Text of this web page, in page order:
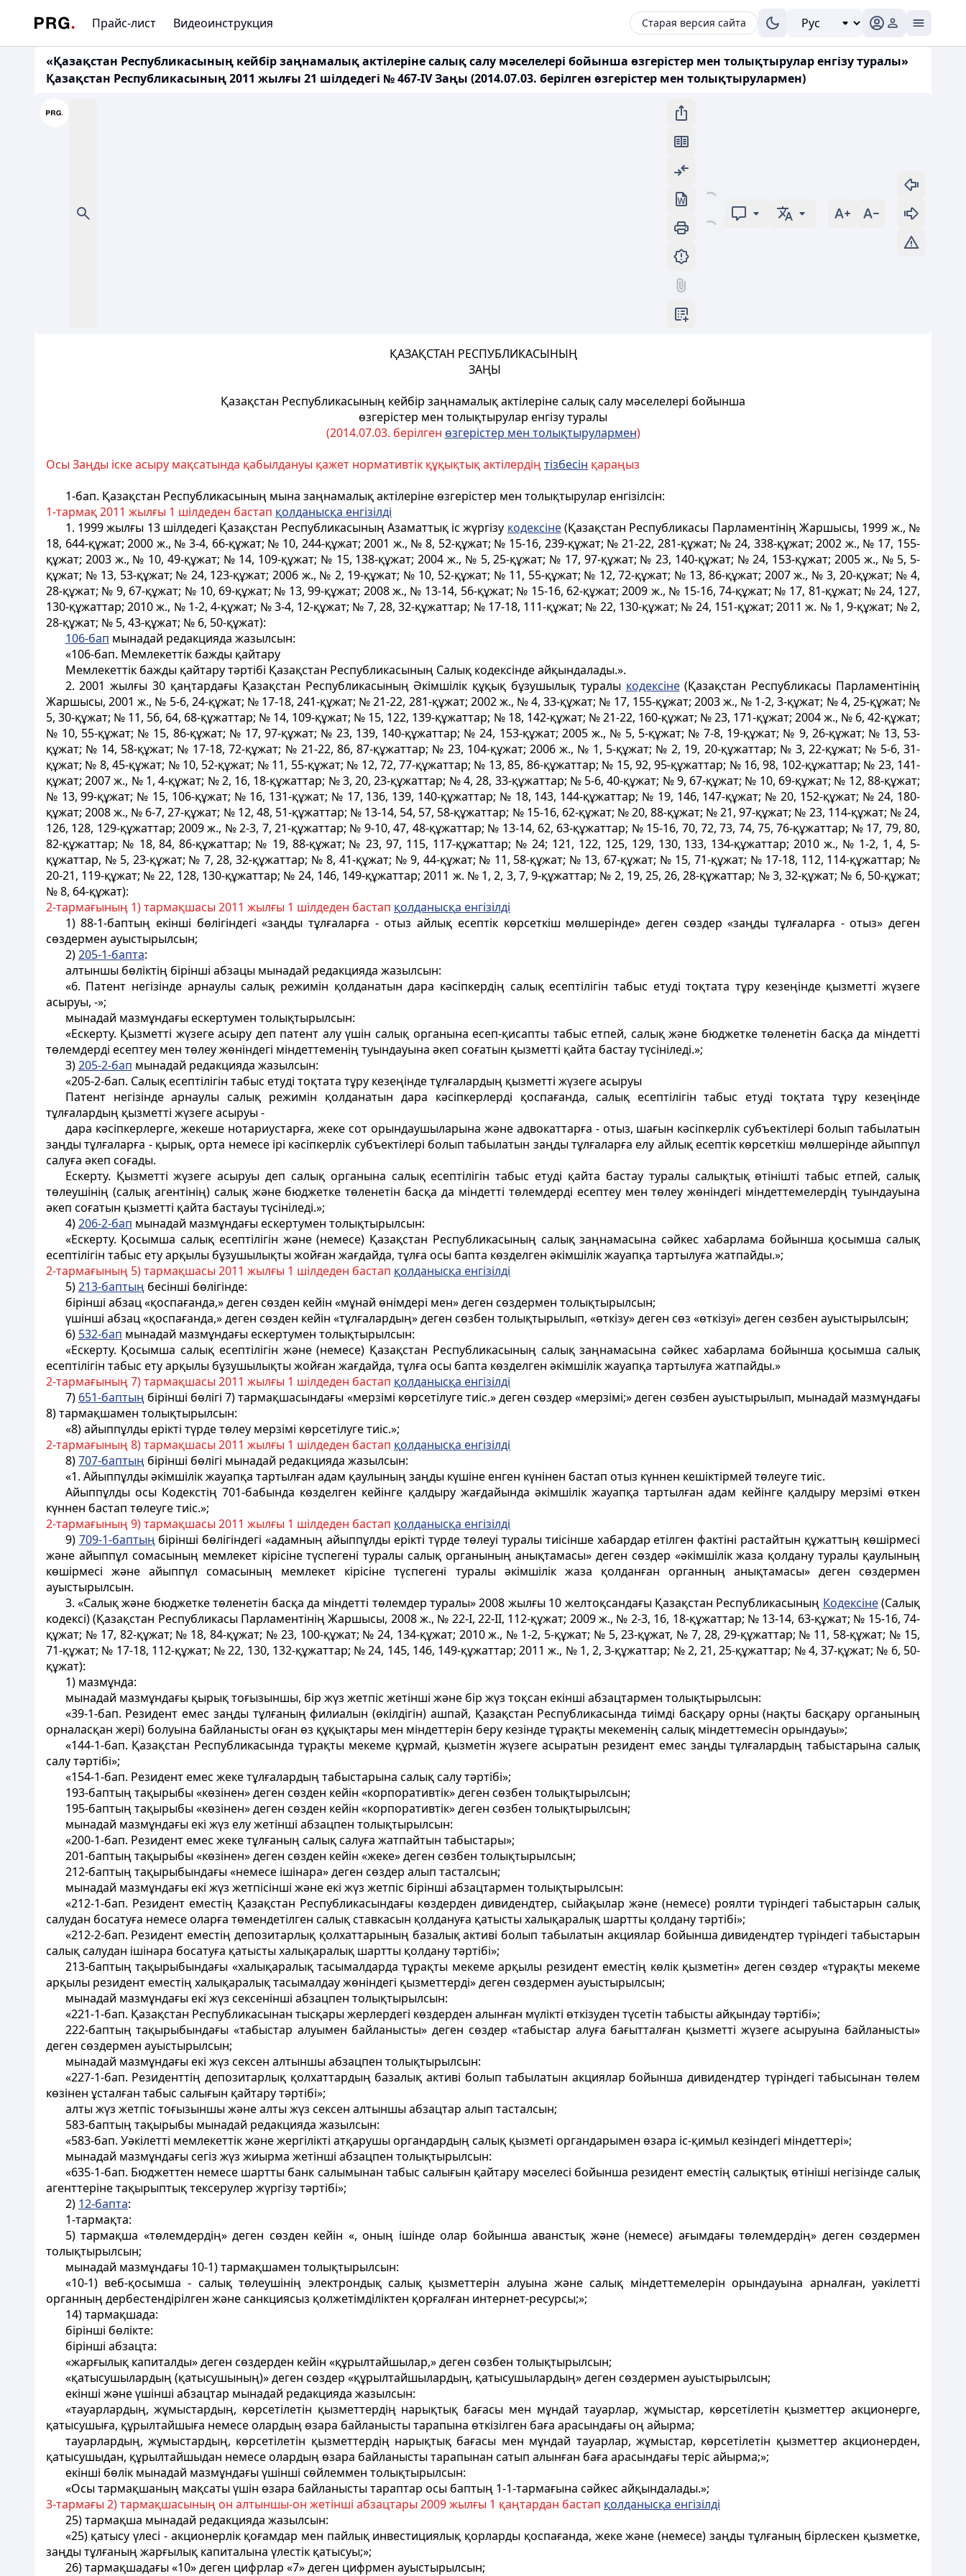
Прайс-лист Видеоинструкция Старая версия сайта
«Қазақстан Республикасының кейбір заңнамалық актілеріне салық салу мәселелері бойынша өзгерістер мен толықтырулар енгізу туралы»
Қазақстан Республикасының 2011 жылғы 21 шілдедегі № 467-ІV Заңы (2014.07.03. берілген өзгерістер мен толықтырулармен)
ҚАЗАҚСТАН РЕСПУБЛИКАСЫНЫҢ
ЗАҢЫ
Қазақстан Республикасының кейбір заңнамалық актілеріне салық салу мәселелері бойынша
өзгерістер мен толықтырулар енгізу туралы
(2014.07.03. берілген өзгерістер мен толықтырулармен)
Осы Заңды іске асыру мақсатында қабылдануы қажет нормативтік құқықтық актілердің тізбесін қараңыз
1-бап. Қазақстан Республикасының мына заңнамалық актілеріне өзгерістер мен толықтырулар енгізілсін:
1-тармақ 2011 жылғы 1 шілдеден бастап қолданысқа енгізілді
1. 1999 жылғы 13 шілдедегі Қазақстан Республикасының Азаматтық іс жүргізу кодексіне(Қазақстан Республикасы Парламентінің Жаршысы, 1999 ж., №
18, 644-құжат; 2000 ж., № 3-4, 66-құжат; № 10, 244-құжат; 2001 ж., № 8, 52-құжат; № 15-16, 239-құжат; № 21-22, 281-құжат; № 24, 338-құжат; 2002 ж., № 17, 155-
құжат; 2003 ж., № 10, 49-құжат; № 14, 109-құжат; № 15, 138-құжат; 2004 ж., № 5, 25-құжат; № 17, 97-құжат; № 23, 140-құжат; № 24, 153-құжат; 2005 ж., № 5, 5-
құжат; № 13, 53-құжат; № 24, 123-құжат; 2006 ж., № 2, 19-құжат; № 10, 52-құжат; № 11, 55-құжат; № 12, 72-құжат; № 13, 86-құжат; 2007 ж., № 3, 20-құжат; № 4,
28-құжат; № 9, 67-құжат; № 10, 69-құжат; № 13, 99-құжат; 2008 ж., № 13-14, 56-құжат; № 15-16, 62-құжат; 2009 ж., № 15-16, 74-құжат; № 17, 81-құжат; № 24, 127,
130-құжаттар; 2010 ж., № 1-2, 4-құжат; № 3-4, 12-құжат; № 7, 28, 32-құжаттар; № 17-18, 111-құжат; № 22, 130-құжат; № 24, 151-құжат; 2011 ж. № 1, 9-құжат; № 2,
28-құжат; № 5, 43-құжат; № 6, 50-құжат):
106-бап мынадай редакцияда жазылсын:
«106-бап. Мемлекеттік бажды қайтару
Мемлекеттік бажды қайтару тәртібі Қазақстан Республикасының Салық кодексінде айқындалады.».
2. 2001 жылғы 30 қаңтардағы Қазақстан Республикасының Әкiмшiлiк құқық бұзушылық туралы кодексiне(Қазақстан Республикасы Парламентiнiң
Жаршысы, 2001 ж., № 5-6, 24-құжат; № 17-18, 241-құжат; № 21-22, 281-құжат; 2002 ж., № 4, 33-құжат; № 17, 155-құжат; 2003 ж., № 1-2, 3-құжат; № 4, 25-құжат; №
5, 30-құжат; № 11, 56, 64, 68-құжаттар; № 14, 109-құжат; № 15, 122, 139-құжаттар; № 18, 142-құжат; № 21-22, 160-құжат; № 23, 171-құжат; 2004 ж., № 6, 42-құжат;
№ 10, 55-құжат; № 15, 86-құжат; № 17, 97-құжат; № 23, 139, 140-құжаттар; № 24, 153-құжат; 2005 ж., № 5, 5-құжат; № 7-8, 19-құжат; № 9, 26-құжат; № 13, 53-
құжат; № 14, 58-құжат; № 17-18, 72-құжат; № 21-22, 86, 87-құжаттар; № 23, 104-құжат; 2006 ж., № 1, 5-құжат; № 2, 19, 20-құжаттар; № 3, 22-құжат; № 5-6, 31-
құжат; № 8, 45-құжат; № 10, 52-құжат; № 11, 55-құжат; № 12, 72, 77-құжаттар; № 13, 85, 86-құжаттар; № 15, 92, 95-құжаттар; № 16, 98, 102-құжаттар; № 23, 141-
құжат; 2007 ж., № 1, 4-құжат; № 2, 16, 18-құжаттар; № 3, 20, 23-құжаттар; № 4, 28, 33-құжаттар; № 5-6, 40-құжат; № 9, 67-құжат; № 10, 69-құжат; № 12, 88-құжат;
№ 13, 99-құжат; № 15, 106-құжат; № 16, 131-құжат; № 17, 136, 139, 140-құжаттар; № 18, 143, 144-құжаттар; № 19, 146, 147-құжат; № 20, 152-құжат; № 24, 180-
құжат; 2008 ж., № 6-7, 27-құжат; № 12, 48, 51-құжаттар; № 13-14, 54, 57, 58-құжаттар; № 15-16, 62-құжат; № 20, 88-құжат; № 21, 97-құжат; № 23, 114-құжат; № 24,
126, 128, 129-құжаттар; 2009 ж., № 2-3, 7, 21-құжаттар; № 9-10, 47, 48-құжаттар; № 13-14, 62, 63-құжаттар; № 15-16, 70, 72, 73, 74, 75, 76-құжаттар; № 17, 79, 80,
82-құжаттар; № 18, 84, 86-құжаттар; № 19, 88-құжат; № 23, 97, 115, 117-құжаттар; № 24; 121, 122, 125, 129, 130, 133, 134-құжаттар; 2010 ж., № 1-2, 1, 4, 5-
құжаттар, № 5, 23-құжат; № 7, 28, 32-құжаттар; № 8, 41-құжат; № 9, 44-құжат; № 11, 58-құжат; № 13, 67-құжат; № 15, 71-құжат; № 17-18, 112, 114-құжаттар; №
20-21, 119-құжат; № 22, 128, 130-құжаттар; № 24, 146, 149-құжаттар; 2011 ж. № 1, 2, 3, 7, 9-құжаттар; № 2, 19, 25, 26, 28-құжаттар; № 3, 32-құжат; № 6, 50-құжат;
№ 8, 64-құжат):
2-тармағының 1) тармақшасы 2011 жылғы 1 шілдеден бастап қолданысқа енгізілді
1) 88-1-баптың екінші бөлігіндегі «заңды тұлғаларға - отыз айлық есептік көрсеткіш мөлшерінде» деген сөздер «заңды тұлғаларға - отыз» деген
сөздермен ауыстырылсын;
2)205-1-бапта:
алтыншы бөліктің бірінші абзацы мынадай редакцияда жазылсын:
«6. Патент негiзiнде арнаулы салық режимiн қолданатын дара кәсiпкердiң салық есептілігін табыс етуді тоқтата тұру кезеңiнде қызметтi жүзеге
асыруы, -»;
мынадай мазмұндағы ескертумен толықтырылсын:
«Ескерту. Қызметті жүзеге асыру деп патент алу үшін салық органына есеп-қисапты табыс етпей, салық және бюджетке төленетін басқа да міндетті
төлемдерді есептеу мен төлеу жөніндегі міндеттеменің туындауына әкеп соғатын қызметті қайта бастау түсініледі.»;
3)205-2-бап мынадай редакцияда жазылсын:
«205-2-бап. Салық есептілігін табыс етуді тоқтата тұру кезеңінде тұлғалардың қызметті жүзеге асыруы
Патент негізінде арнаулы салық режимін қолданатын дара кәсіпкерлерді қоспағанда, салық есептілігін табыс етуді тоқтата тұру кезеңінде
тұлғалардың қызметті жүзеге асыруы -
дара кәсiпкерлерге, жекеше нотариустарға, жеке сот орындаушыларына және адвокаттарға - отыз, шағын кәсiпкерлiк субъектiлерi болып табылатын
заңды тұлғаларға - қырық, орта немесе iрi кәсiпкерлiк субъектiлерi болып табылатын заңды тұлғаларға елу айлық есептiк көрсеткiш мөлшерiнде айыппұл
салуға әкеп соғады.
Ескерту. Қызметті жүзеге асыруы деп салық органына салық есептiлiгiн табыс етудi қайта бастау туралы салықтық өтінішті табыс етпей, салық
төлеушінің (салық агентінің) салық және бюджетке төленетін басқа да міндетті төлемдерді есептеу мен төлеу жөніндегі міндеттемелердің туындауына
әкеп соғатын қызметті қайта бастауы түсініледі.»;
4)206-2-бап мынадай мазмұндағы ескертумен толықтырылсын:
«Ескерту. Қосымша салық есептілігін және (немесе) Қазақстан Республикасының салық заңнамасына сәйкес хабарлама бойынша қосымша салық
есептілігін табыс ету арқылы бұзушылықты жойған жағдайда, тұлға осы бапта көзделген әкімшілік жауапқа тартылуға жатпайды.»;
2-тармағының 5) тармақшасы 2011 жылғы 1 шілдеден бастап қолданысқа енгізілді
5)213-баптың бесінші бөлігінде:
бірінші абзац «қоспағанда,» деген сөзден кейін «мұнай өнімдері мен» деген сөздермен толықтырылсын;
үшінші абзац «қоспағанда,» деген сөзден кейін «тұлғалардың» деген сөзбен толықтырылып, «өткізу» деген сөз «өткізуі» деген сөзбен ауыстырылсын;
6) 532-бап мынадай мазмұндағы ескертумен толықтырылсын:
«Ескерту. Қосымша салық есептілігін және (немесе) Қазақстан Республикасының салық заңнамасына сәйкес хабарлама бойынша қосымша салық
есептілігін табыс ету арқылы бұзушылықты жойған жағдайда, тұлға осы бапта көзделген әкімшілік жауапқа тартылуға жатпайды.»
2-тармағының 7) тармақшасы 2011 жылғы 1 шілдеден бастап қолданысқа енгізілді
7) 651-баптың бірінші бөлігі 7) тармақшасындағы «мерзiмi көрсетiлуге тиiс.» деген сөздер «мерзімі;» деген сөзбен ауыстырылып, мынадай мазмұндағы
8) тармақшамен толықтырылсын:
«8) айыппұлды ерікті түрде төлеу мерзімі көрсетілуге тиіс.»;
2-тармағының 8) тармақшасы 2011 жылғы 1 шілдеден бастап қолданысқа енгізілді
8)707-баптың бірінші бөлігі мынадай редакцияда жазылсын:
«1. Айыппұлды әкімшілік жауапқа тартылған адам қаулының заңды күшіне енген күнінен бастап отыз күннен кешіктірмей төлеуге тиіс.
Айыппұлды осы Кодекстiң 701-бабында көзделген кейiнге қалдыру жағдайында әкiмшiлiк жауапқа тартылған адам кейінге қалдыру мерзімі өткен
күннен бастап төлеуге тиiс.»;
2-тармағының 9) тармақшасы 2011 жылғы 1 шілдеден бастап қолданысқа енгізілді
9) 709-1-баптың бірінші бөлігіндегі «адамның айыппұлды ерiктi түрде төлеуi туралы тиiсiнше хабардар етiлген фактiнi растайтын құжаттың көшiрмесi
және айыппұл сомасының мемлекет кiрiсiне түспегенi туралы салық органының анықтамасы» деген сөздер «әкімшілік жаза қолдану туралы қаулының
көшірмесі және айыппұл сомасының мемлекет кiрiсiне түспегенi туралы әкімшілік жаза қолданған органның анықтамасы» деген сөздермен
ауыстырылсын.
3. «Салық және бюджетке төленетін басқа да міндетті төлемдер туралы» 2008 жылғы 10 желтоқсандағы Қазақстан Республикасының Кодексіне(Салық
кодексі) (Қазақстан Республикасы Парламентінің Жаршысы, 2008 ж., № 22-I, 22-II, 112-құжат; 2009 ж., № 2-3, 16, 18-құжаттар; № 13-14, 63-құжат; № 15-16, 74-
құжат; № 17, 82-құжат; № 18, 84-құжат; № 23, 100-құжат; № 24, 134-құжат; 2010 ж., № 1-2, 5-құжат; № 5, 23-құжат, № 7, 28, 29-құжаттар; № 11, 58-құжат; № 15,
71-құжат; № 17-18, 112-құжат; № 22, 130, 132-құжаттар; № 24, 145, 146, 149-құжаттар; 2011 ж., № 1, 2, 3-құжаттар; № 2, 21, 25-құжаттар; № 4, 37-құжат; № 6, 50-
құжат):
1) мазмұнда:
мынадай мазмұндағы қырық тоғызыншы, бір жүз жетпіс жетінші және бір жүз тоқсан екінші абзацтармен толықтырылсын:
«39-1-бап. Резидент емес заңды тұлғаның филиалын (өкілдігін) ашпай, Қазақстан Республикасында тиімді басқару орны (нақты басқару органының
орналасқан жері) болуына байланысты оған өз құқықтары мен міндеттерін беру кезінде тұрақты мекеменің салық міндеттемесін орындауы»;
«144-1-бап. Қазақстан Республикасында тұрақты мекеме құрмай, қызметін жүзеге асыратын резидент емес заңды тұлғалардың табыстарына салық
салу тәртібі»;
«154-1-бап. Резидент емес жеке тұлғалардың табыстарына салық салу тәртібі»;
193-баптың тақырыбы «көзінен» деген сөзден кейін «корпоративтік» деген сөзбен толықтырылсын;
195-баптың тақырыбы «көзінен» деген сөзден кейін «корпоративтік» деген сөзбен толықтырылсын;
мынадай мазмұндағы екі жүз елу жетінші абзацпен толықтырылсын:
«200-1-бап. Резидент емес жеке тұлғаның салық салуға жатпайтын табыстары»;
201-баптың тақырыбы «көзінен» деген сөзден кейін «жеке» деген сөзбен толықтырылсын;
212-баптың тақырыбындағы «немесе iшiнара» деген сөздер алып тасталсын;
мынадай мазмұндағы екі жүз жетпісінші және екі жүз жетпіс бірінші абзацтармен толықтырылсын:
«212-1-бап. Резидент еместiң Қазақстан Республикасындағы көздерден дивидендтер, сыйақылар және (немесе) роялти түріндегі табыстарын салық
салудан босатуға немесе оларға төмендетілген салық ставкасын қолдануға қатысты халықаралық шартты қолдану тәртібі»;
«212-2-бап. Резидент еместiң депозитарлық қолхаттарының базалық активі болып табылатын акциялар бойынша дивидендтер түріндегі табыстарын
салық салудан ішінара босатуға қатысты халықаралық шартты қолдану тәртібі»;
213-баптың тақырыбындағы «халықаралық тасымалдарда тұрақты мекеме арқылы резидент еместің көлік қызметін» деген сөздер «тұрақты мекеме
арқылы резидент еместің халықаралық тасымалдау жөніндегі қызметтерді» деген сөздермен ауыстырылсын;
мынадай мазмұндағы екі жүз сексенінші абзацпен толықтырылсын:
«221-1-бап. Қазақстан Республикасынан тысқары жерлердегі көздерден алынған мүлікті өткізуден түсетін табысты айқындау тәртібі»;
222-баптың тақырыбындағы «табыстар алуымен байланысты» деген сөздер «табыстар алуға бағытталған қызметті жүзеге асыруына байланысты»
деген сөздермен ауыстырылсын;
мынадай мазмұндағы екі жүз сексен алтыншы абзацпен толықтырылсын:
«227-1-бап. Резиденттің депозитарлық қолхаттардың базалық активі болып табылатын акциялар бойынша дивидендтер түріндегі табысынан төлем
көзінен ұсталған табыс салығын қайтару тәртібі»;
алты жүз жетпіс тоғызыншы және алты жүз сексен алтыншы абзацтар алып тасталсын;
583-баптың тақырыбы мынадай редакцияда жазылсын:
«583-бап. Уәкілеттi мемлекеттік және жергілікті атқарушы органдардың салық қызметi органдарымен өзара іс-қимыл кезіндегі мiндеттерi»;
мынадай мазмұндағы сегіз жүз жиырма жетінші абзацпен толықтырылсын:
«635-1-бап. Бюджеттен немесе шартты банк салымынан табыс салығын қайтару мәселесі бойынша резидент еместің салықтық өтініші негiзiнде салық
агенттеріне тақырыптық тексерулер жүргiзу тәртібі»;
2) 12-бапта:
1-тармақта:
5) тармақша «төлемдердің» деген сөзден кейін «, оның ішінде олар бойынша аванстық және (немесе) ағымдағы төлемдердің» деген сөздермен
толықтырылсын;
мынадай мазмұндағы 10-1) тармақшамен толықтырылсын:
«10-1) веб-қосымша - салық төлеушінің электрондық салық қызметтерін алуына және салық міндеттемелерін орындауына арналған, уәкілетті
органның дербестендірілген және санкциясыз қолжетімділіктен қорғалған интернет-ресурсы;»;
14) тармақшада:
бірінші бөлікте:
бірінші абзацта:
«жарғылық капиталды» деген сөздерден кейін «құрылтайшылар,» деген сөзбен толықтырылсын;
«қатысушылардың (қатысушының)» деген сөздер «құрылтайшылардың, қатысушылардың» деген сөздермен ауыстырылсын;
екінші және үшінші абзацтар мынадай редакцияда жазылсын:
«тауарлардың, жұмыстардың, көрсетiлетiн қызметтердiң нарықтық бағасы мен мұндай тауарлар, жұмыстар, көрсетiлетiн қызметтер акционерге,
қатысушыға, құрылтайшыға немесе олардың өзара байланысты тарапына өткiзiлген баға арасындағы оң айырма;
тауарлардың, жұмыстардың, көрсетiлетiн қызметтердiң нарықтық бағасы мен мұндай тауарлар, жұмыстар, көрсетiлетiн қызметтер акционерден,
қатысушыдан, құрылтайшыдан немесе олардың өзара байланысты тарапынан сатып алынған баға арасындағы терiс айырма;»;
екінші бөлік мынадай мазмұндағы үшінші сөйлеммен толықтырылсын:
«Осы тармақшаның мақсаты үшін өзара байланысты тараптар осы баптың 1-1-тармағына сәйкес айқындалады.»;
3-тармағы 2) тармақшасының он алтыншы-он жетінші абзацтары 2009 жылғы 1 қаңтардан бастап қолданысқа енгізілді
25) тармақша мынадай редакцияда жазылсын:
«25) қатысу үлесі - акционерлік қоғамдар мен пайлық инвестициялық қорларды қоспағанда, жеке және (немесе) заңды тұлғаның бірлескен қызметке,
заңды тұлғаның жарғылық капиталына үлестік қатысуы;»;
26) тармақшадағы «10» деген цифрлар «7» деген цифрмен ауыстырылсын;